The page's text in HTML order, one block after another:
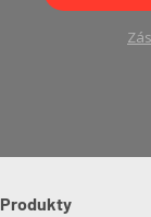
Produkty